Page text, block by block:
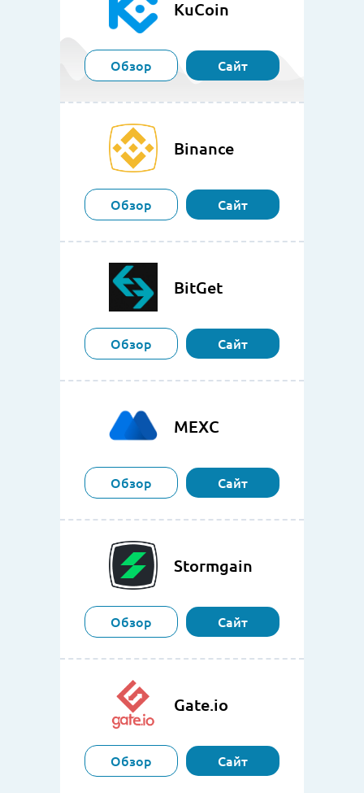
KuCoin
Обзор Сайт
Binance
Обзор Сайт
BitGet
Обзор Сайт
MEXC
Обзор Сайт
Stormgain
Обзор Сайт
Gate.io
Обзор Сайт